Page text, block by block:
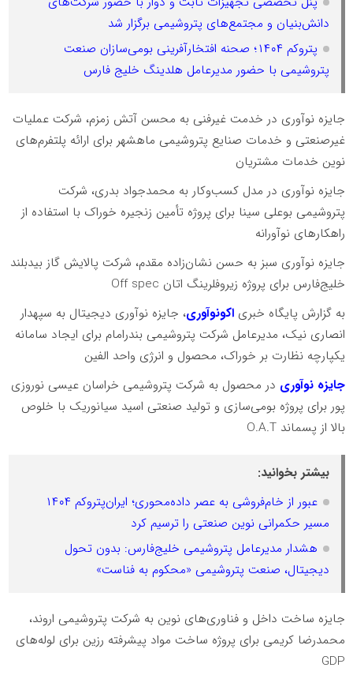
دانش‌بنیان و مجتمع‌های پتروشیمی برگزار شد
پتروکم ۱۴۰۴؛ صحنه افتخارآفرینی بومی‌سازان صنعت
پتروشیمی با حضور مدیرعامل هلدینگ خلیج فارس
جایزه نوآوری در خدمت غیرفنی به محسن آتش زمزم، شرکت عملیات
غیرصنعتی و خدمات صنایع پتروشیمی ماهشهر برای ارائه پلتفرم‌های
نوین خدمات مشتریان
جایزه نوآوری در مدل کسب‌وکار به محمدجواد بدری، شرکت
پتروشیمی بوعلی سینا برای پروژه تأمین زنجیره خوراک با استفاده از
راهکارهای نوآورانه
جایزه نوآوری سبز به حسن نشان‌زاده مقدم، شرکت پالایش گاز بیدبلند
خلیج‌فارس برای پروژه زیروفلرینگ اتان Off spec
به گزارش پایگاه خبری اکونوآوری، جایزه نوآوری دیجیتال به سپهدار
انصاری نیک، مدیرعامل شرکت پتروشیمی بندرامام برای ایجاد سامانه
یکپارچه نظارت بر خوراک، محصول و انرژی واحد الفین
جایزه نوآوری در محصول به شرکت پتروشیمی خراسان عیسی نوروزی
پور برای پروژه بومی‌سازی و تولید صنعتی اسید سیانوریک با خلوص
بالا از پسماند O.A.T
بیشتر بخوانید:
عبور از خام‌فروشی به عصر داده‌محوری؛ ایران‌پتروکم ۱۴۰۴
مسیر حکمرانی نوین صنعتی را ترسیم کرد
هشدار مدیرعامل پتروشیمی خلیج‌فارس: بدون تحول
دیجیتال، صنعت پتروشیمی «محکوم به فناست»
جایزه ساخت داخل و فناوری‌های نوین به شرکت پتروشیمی اروند،
محمدرضا کریمی برای پروژه ساخت مواد پیشرفته رزین برای لوله‌های
GDP